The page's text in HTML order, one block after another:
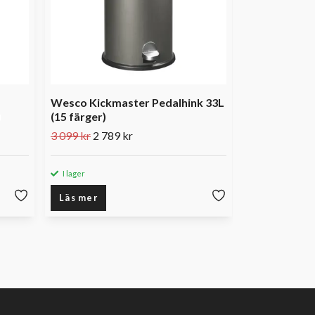
Wesco Kickmaster Pedalhink 33L
(15 färger)
3 099 kr 2 789 kr
I lager
Läs mer